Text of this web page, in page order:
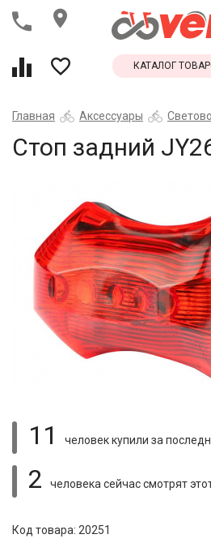
КАТАЛОГ
Главная Аксессуары
Стоп задний
11 человек купили за
2 человека сейчас смотрят
Код товара: 20251